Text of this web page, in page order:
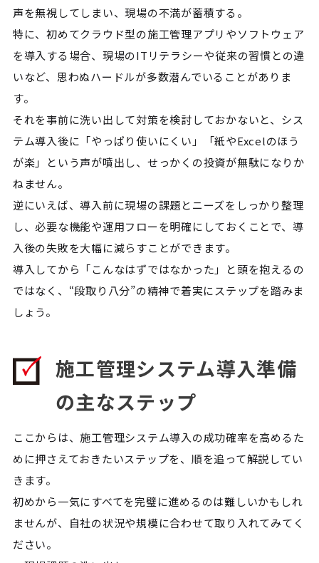
声を無視してしまい、現場の不満が蓄積する。
特に、初めてクラウド型の施工管理アプリやソフトウェア
を導入する場合、現場のITリテラシーや従来の習慣との違
いなど、思わぬハードルが多数潜んでいることがありま
す。
それを事前に洗い出して対策を検討しておかないと、シス
テム導入後に「やっぱり使いにくい」「紙やExcelのほう
が楽」という声が噴出し、せっかくの投資が無駄になりか
ねません。
逆にいえば、導入前に現場の課題とニーズをしっかり整理
し、必要な機能や運用フローを明確にしておくことで、導
入後の失敗を大幅に減らすことができます。
導入してから「こんなはずではなかった」と頭を抱えるの
ではなく、“段取り八分”の精神で着実にステップを踏みま
しょう。
施工管理システム導入準備
の主なステップ
ここからは、施工管理システム導入の成功確率を高めるた
めに押さえておきたいステップを、順を追って解説してい
きます。
初めから一気にすべてを完璧に進めるのは難しいかもしれ
ませんが、自社の状況や規模に合わせて取り入れてみてく
ださい。